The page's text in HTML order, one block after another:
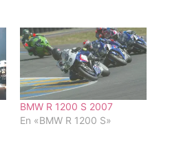
BMW R 1200 S 2007
En «BMW R 1200 S»